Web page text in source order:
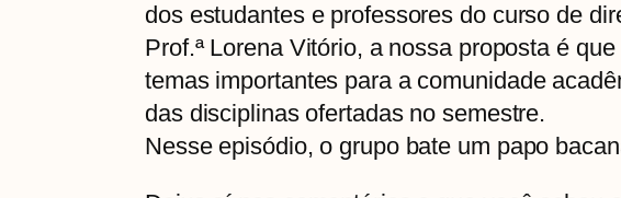
dos estudantes e professores do curso de
Prof.ª Lorena Vitório, a nossa proposta é
temas importantes para a comunidade
das disciplinas ofertadas no semestre.
Nesse episódio, o grupo bate um papo